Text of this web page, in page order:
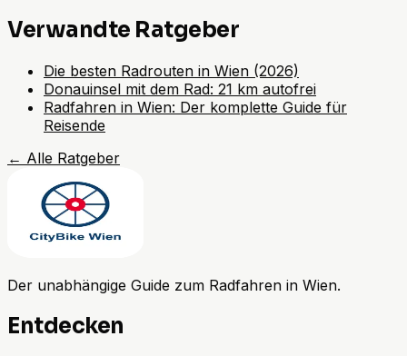
Verwandte Ratgeber
Die besten Radrouten in Wien (2026)
Donauinsel mit dem Rad: 21 km autofrei
Radfahren in Wien: Der komplette Guide für
Reisende
← Alle Ratgeber
Der unabhängige Guide zum Radfahren in Wien.
Entdecken